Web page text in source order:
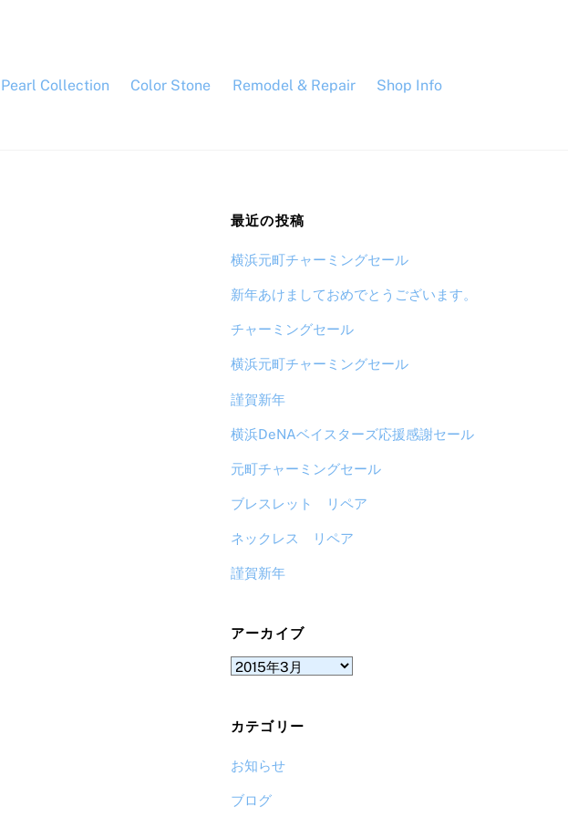
Pearl Collection Color Stone Remodel & Repair Shop Info
最近の投稿
横浜元町チャーミングセール
新年あけましておめでとうございます。
チャーミングセール
横浜元町チャーミングセール
謹賀新年
横浜DeNAベイスターズ応援感謝セール
元町チャーミングセール
ブレスレット リペア
ネックレス リペア
謹賀新年
アーカイブ
ア
イ
ブ
カテゴリー
お知らせ
ブログ